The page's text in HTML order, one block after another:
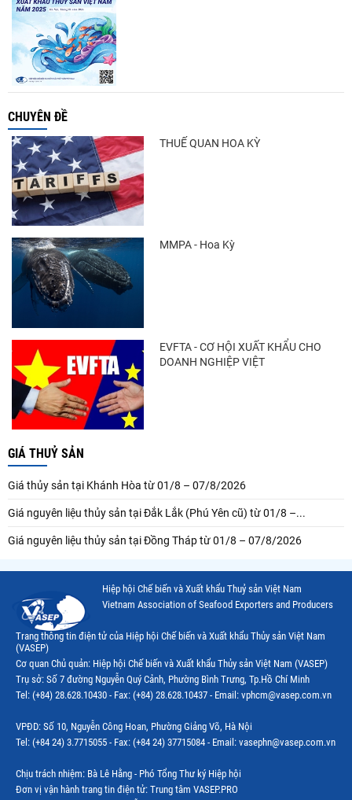
CHUYÊN ĐỀ
THUẾ QUAN HOA KỲ
MMPA - Hoa Kỳ
EVFTA - CƠ HỘI XUẤT KHẨU CHO
DOANH NGHIỆP VIỆT
GIÁ THUỶ SẢN
Giá thủy sản tại Khánh Hòa từ 01/8 – 07/8/2026
Giá nguyên liệu thủy sản tại Đắk Lắk (Phú Yên cũ) từ 01/8 –...
Giá nguyên liệu thủy sản tại Đồng Tháp từ 01/8 – 07/8/2026
Hiệp hội Chế biến và Xuất khẩu Thuỷ sản Việt Nam
Vietnam Association of Seafood Exporters and Producers
Trang thông tin điện tử của Hiệp hội Chế biến và Xuất khẩu Thủy sản Việt Nam
(VASEP)
Cơ quan Chủ quản: Hiệp hội Chế biến và Xuất khẩu Thủy sản Việt Nam (VASEP)
Trụ sở: Số 7 đường Nguyễn Quý Cảnh, Phường Bình Trưng, Tp.Hồ Chí Minh
Tel: (+84) 28.628.10430 - Fax: (+84) 28.628.10437 - Email: vphcm@vasep.com.vn
VPĐD: Số 10, Nguyễn Công Hoan, Phường Giảng Võ, Hà Nội
Tel: (+84 24) 3.7715055 - Fax: (+84 24) 37715084 - Email: vasephn@vasep.com.vn
Chịu trách nhiệm: Bà Lê Hằng - Phó Tổng Thư ký Hiệp hội
Đơn vị vận hành trang tin điện tử: Trung tâm VASEP.PRO